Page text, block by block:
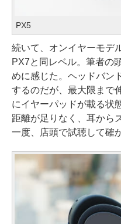
PX5
続いて、オンイヤーモデ
PX7と同レベル。筆者の
めに感じた。ヘッドバン
するのだが、最大限まで
にイヤーパッドが載る状
距離が足りなく、耳から
一度、店頭で試聴して確